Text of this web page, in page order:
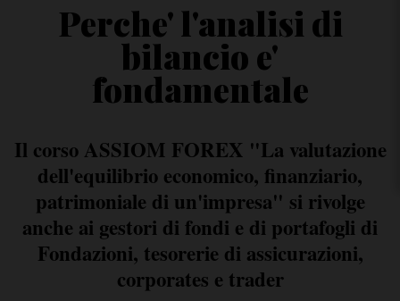
Perche' l'analisi di
bilancio e'
fondamentale
Il corso ASSIOM FOREX "La valutazione
dell'equilibrio economico, finanziario,
patrimoniale di un'impresa" si rivolge
anche ai gestori di fondi e di portafogli di
Fondazioni, tesorerie di assicurazioni,
corporates e trader